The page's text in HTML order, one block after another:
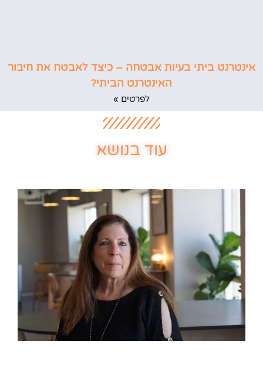
אינטרנט ביתי בעיות אבטחה – כיצד לאבטח את חיבור
האינטרנט הביתי?
לפרטים »
עוד בנושא